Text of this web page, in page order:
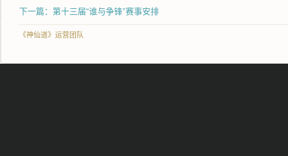
下一篇：第十三届“谁与争锋”赛事安排
《神仙道》运营团队